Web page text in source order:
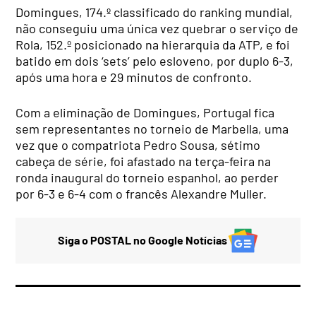
Domingues, 174.º classificado do ranking mundial,
não conseguiu uma única vez quebrar o serviço de
Rola, 152.º posicionado na hierarquia da ATP, e foi
batido em dois ‘sets’ pelo esloveno, por duplo 6-3,
após uma hora e 29 minutos de confronto.
Com a eliminação de Domingues, Portugal fica
sem representantes no torneio de Marbella, uma
vez que o compatriota Pedro Sousa, sétimo
cabeça de série, foi afastado na terça-feira na
ronda inaugural do torneio espanhol, ao perder
por 6-3 e 6-4 com o francês Alexandre Muller.
Siga o POSTAL no Google Notícias